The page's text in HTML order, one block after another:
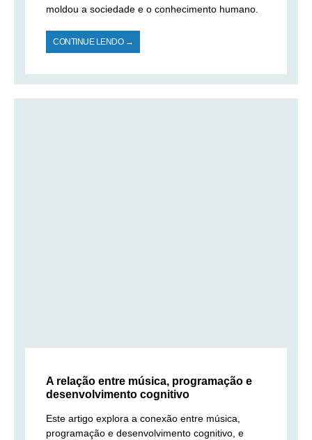
moldou a sociedade e o conhecimento humano.
CONTINUE LENDO →
A relação entre música, programação e
desenvolvimento cognitivo
Este artigo explora a conexão entre música,
programação e desenvolvimento cognitivo, e